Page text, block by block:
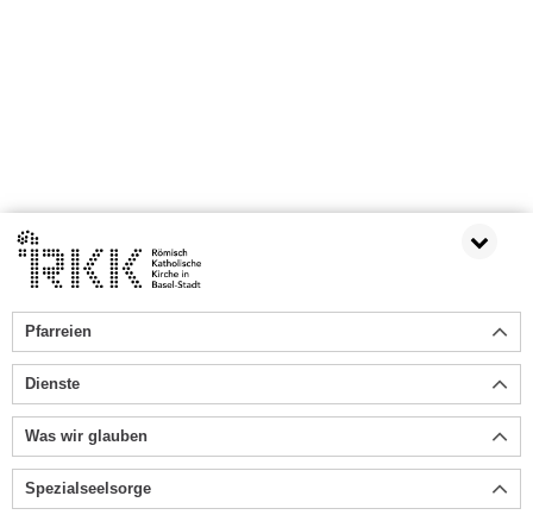
Pfarreien
Dienste
Was wir glauben
Spezialseelsorge